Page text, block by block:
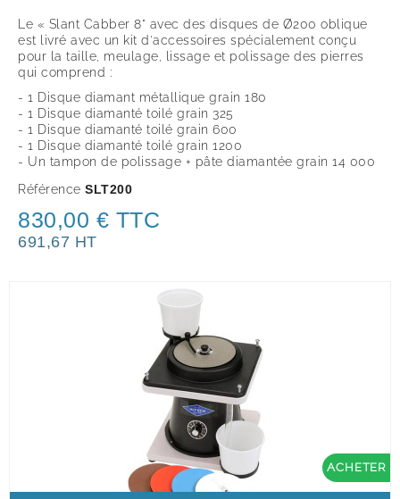
Le « Slant Cabber 8" avec des disques de Ø200 oblique
est livré avec un kit d'accessoires spécialement conçu
pour la taille, meulage, lissage et polissage des pierres
qui comprend :
- 1 Disque diamant métallique grain 180
- 1 Disque diamanté toilé grain 325
- 1 Disque diamanté toilé grain 600
- 1 Disque diamanté toilé grain 1200
- Un tampon de polissage + pâte diamantée grain 14 000
Référence SLT200
830,00 € TTC
691,67 HT
ACHETER